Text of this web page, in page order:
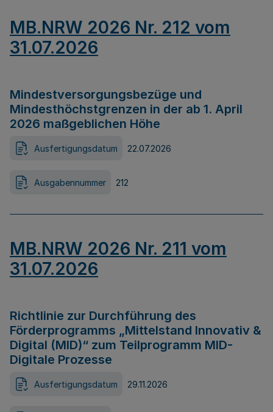
MB.NRW 2026 Nr. 212 vom
31.07.2026
Mindestversorgungsbezüge und
Mindesthöchstgrenzen in der ab 1. April
2026 maßgeblichen Höhe
Ausfertigungsdatum 22.07.2026
Ausgabennummer 212
MB.NRW 2026 Nr. 211 vom
31.07.2026
Richtlinie zur Durchführung des
Förderprogramms „Mittelstand Innovativ &
Digital (MID)“ zum Teilprogramm MID-
Digitale Prozesse
Ausfertigungsdatum 29.11.2026